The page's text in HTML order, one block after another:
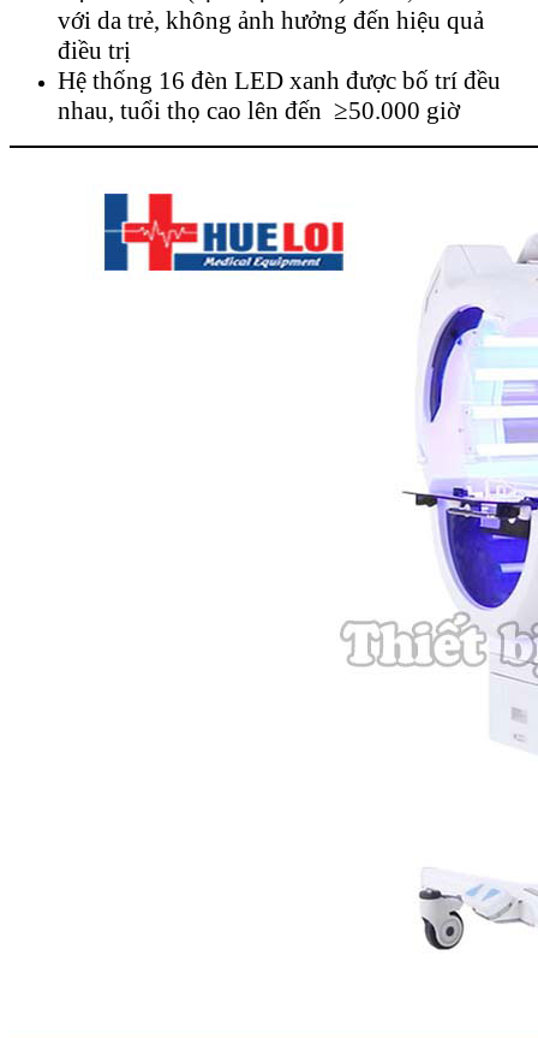
với da trẻ, không ảnh hưởng đến hiệu quả
điều trị
Hệ thống 16 đèn LED xanh được bố trí đều
nhau, tuổi thọ cao lên đến ≥50.000 giờ